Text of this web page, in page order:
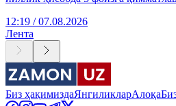
12:19 / 07.08.2026
Лента
Биз ҳақимиздаЯнгиликларАлоқа